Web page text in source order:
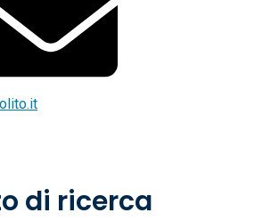
di ricerca